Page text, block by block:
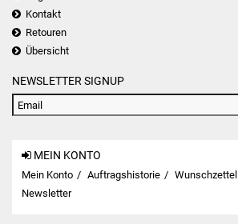
Kontakt
Retouren
Übersicht
NEWSLETTER SIGNUP
MEIN KONTO
Mein Konto Auftragshistorie Wunschzettel
Newsletter